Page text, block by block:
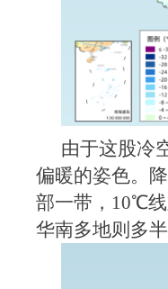
由于这股冷
偏暖的姿色。
部一带，10℃
华南多地则多